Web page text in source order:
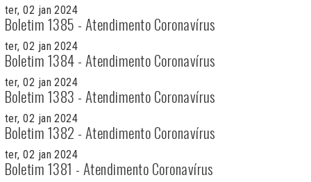
ter, 02 jan 2024
Boletim 1385 - Atendimento Coronavírus
ter, 02 jan 2024
Boletim 1384 - Atendimento Coronavírus
ter, 02 jan 2024
Boletim 1383 - Atendimento Coronavírus
ter, 02 jan 2024
Boletim 1382 - Atendimento Coronavírus
ter, 02 jan 2024
Boletim 1381 - Atendimento Coronavírus